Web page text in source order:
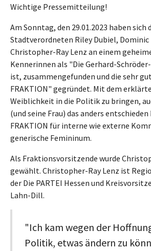
Wichtige Pressemitteilung!
Am Sonntag, den 29.01.2023 haben sich
Stadtverordneten Riley Dubiel, Dominic
Christopher-Ray Lenz an einem
Kennerinnen als "Die Gerhard-
ist, zusammengefunden und die sehr
FRAKTION" gegründet. Mit dem
Weiblichkeit in die Politik zu bringen,
(und seine Frau) das anders
FRAKTION für interne wie externe
generische Femininum.
Als Fraktionsvorsitzende wurde
gewählt. Christopher-Ray Lenz ist
der Die PARTEI Hessen und
Lahn-Dill.
"Ich kam wegen der
Politik, etwas ändern zu